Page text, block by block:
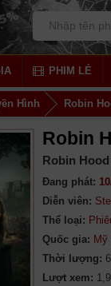
PHIM LẺ
Hình Robin
Robin
Robin Hood
Đang phát:
Diễn viên:
Thể loại:
Quốc gia: Mỹ
Thời lượng:
Lượt xem: